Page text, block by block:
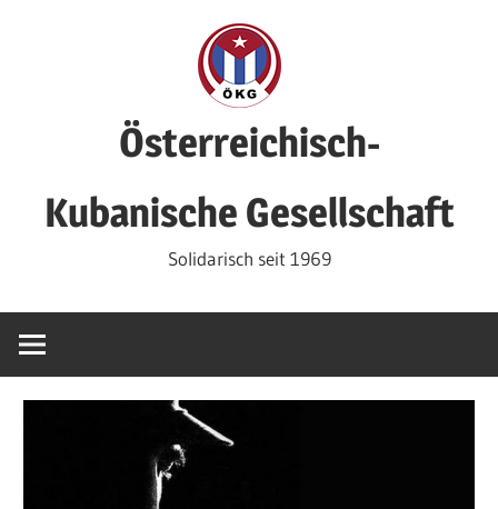
Österreichisch-
Kubanische Gesellschaft
Solidarisch seit 1969